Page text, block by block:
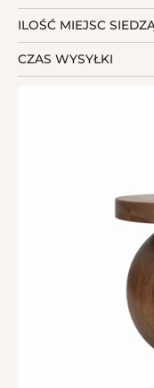
ILOŚĆ MIEJSC
CZAS WYSYŁKI